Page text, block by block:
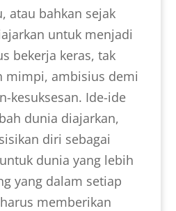
atau bahkan sejak
untuk menjadi
bekerja keras, tak
mimpi, ambisius demi
kesuksesan. Ide-ide
dunia diajarkan,
diri sebagai
dunia yang lebih
yang dalam setiap
memberikan